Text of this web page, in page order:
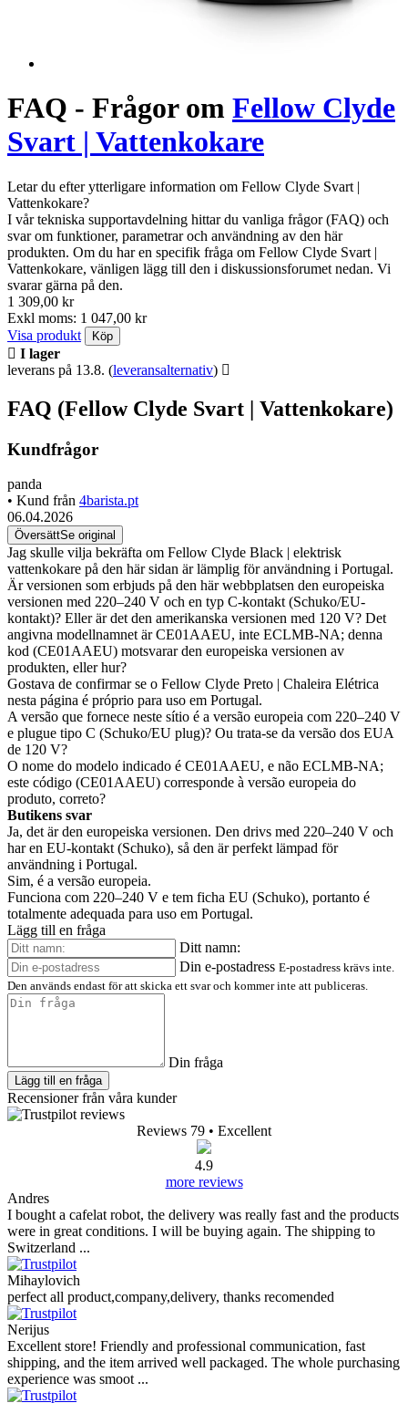
FAQ - Frågor om Fellow Clyde
Svart | Vattenkokare
Letar du efter ytterligare information om Fellow Clyde Svart |
Vattenkokare?
I vår tekniska supportavdelning hittar du vanliga frågor (FAQ) och
svar om funktioner, parametrar och användning av den här
produkten. Om du har en specifik fråga om Fellow Clyde Svart |
Vattenkokare, vänligen lägg till den i diskussionsforumet nedan. Vi
svarar gärna på den.
1 309,00 kr
Exkl moms: 1 047,00 kr
Visa produkt
Köp
I lager
leverans på 13.8. (leveransalternativ)
FAQ (Fellow Clyde Svart | Vattenkokare)
Kundfrågor
panda
• Kund från 4barista.pt
06.04.2026
ÖversättSe original
Jag skulle vilja bekräfta om Fellow Clyde Black | elektrisk
vattenkokare på den här sidan är lämplig för användning i Portugal.
Är versionen som erbjuds på den här webbplatsen den europeiska
versionen med 220–240 V och en typ C-kontakt (Schuko/EU-
kontakt)? Eller är det den amerikanska versionen med 120 V? Det
angivna modellnamnet är CE01AAEU, inte ECLMB-NA; denna
kod (CE01AAEU) motsvarar den europeiska versionen av
produkten, eller hur?
Gostava de confirmar se o Fellow Clyde Preto | Chaleira Elétrica
nesta página é próprio para uso em Portugal.
A versão que fornece neste sítio é a versão europeia com 220–240 V
e plugue tipo C (Schuko/EU plug)? Ou trata-se da versão dos EUA
de 120 V?
O nome do modelo indicado é CE01AAEU, e não ECLMB‑NA;
este código (CE01AAEU) corresponde à versão europeia do
produto, correto?
Butikens svar
Ja, det är den europeiska versionen. Den drivs med 220–240 V och
har en EU-kontakt (Schuko), så den är perfekt lämpad för
användning i Portugal.
Sim, é a versão europeia.
Funciona com 220–240 V e tem ficha EU (Schuko), portanto é
totalmente adequada para uso em Portugal.
Lägg till en fråga
Ditt namn:
Din e-postadress E-postadress krävs inte.
Den används endast för att skicka ett svar och kommer inte att publiceras.
Din fråga
Lägg till en fråga
Recensioner från våra kunder
Reviews 79 • Excellent
4.9
more reviews
Andres
I bought a cafelat robot, the delivery was really fast and the products
were in great conditions. I will be buying again. The shipping to
Switzerland ...
Mihaylovich
perfect all product,company,delivery, thanks recomended
Nerijus
Excellent store! Friendly and professional communication, fast
shipping, and the item arrived well packaged. The whole purchasing
experience was smoot ...